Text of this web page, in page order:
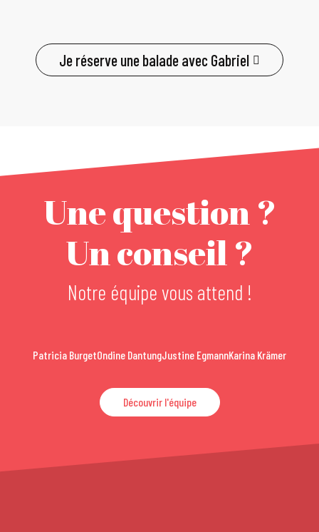
Je réserve une balade avec Gabriel
Une question ?
Un conseil ?
Notre équipe vous attend !
Patricia BurgetOndine DantungJustine EgmannKarina Krämer
Découvrir l'équipe